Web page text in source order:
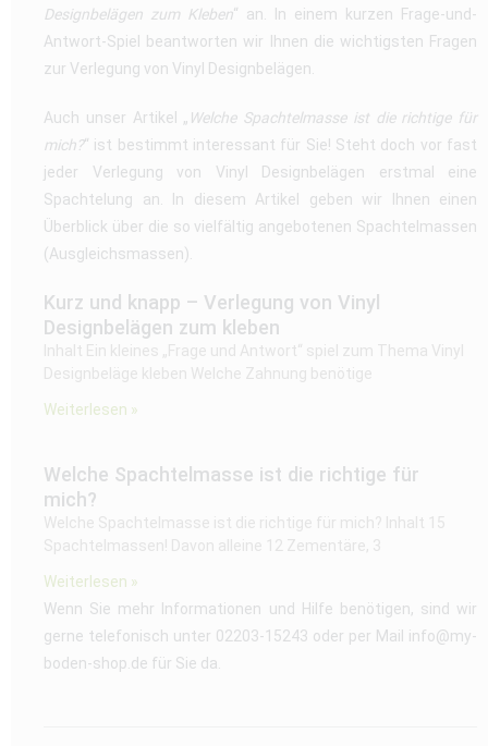
Designbelägen zum Kleben“ an. In einem kurzen Frage-und-
Antwort-Spiel beantworten wir Ihnen die wichtigsten Fragen
zur Verlegung von Vinyl Designbelägen.
Auch unser Artikel „ Welche Spachtelmasse ist die richtige für
mich?“ ist bestimmt interessant für Sie! Steht doch vor fast
jeder Verlegung von Vinyl Designbelägen erstmal eine
Spachtelung an. In diesem Artikel geben wir Ihnen einen
Überblick über die so vielfältig angebotenen Spachtelmassen
(Ausgleichsmassen).
Kurz und knapp – Verlegung von Vinyl
Designbelägen zum kleben
Inhalt Ein kleines „Frage und Antwort“ spiel zum Thema Vinyl
Designbeläge kleben Welche Zahnung benötige
Weiterlesen »
Welche Spachtelmasse ist die richtige für
mich?
Welche Spachtelmasse ist die richtige für mich? Inhalt 15
Spachtelmassen! Davon alleine 12 Zementäre, 3
Weiterlesen »
Wenn Sie mehr Informationen und Hilfe benötigen, sind wir
gerne telefonisch unter 02203-15243 oder per Mail info@my-
boden-shop.de für Sie da.